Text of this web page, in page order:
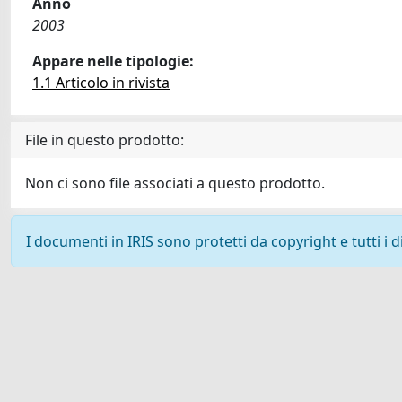
2003
Appare nelle tipologie:
1.1 Articolo in rivista
File in questo prodotto:
Non ci sono file associati a questo prodotto.
I documenti in IRIS sono protetti da copyright e tutti i